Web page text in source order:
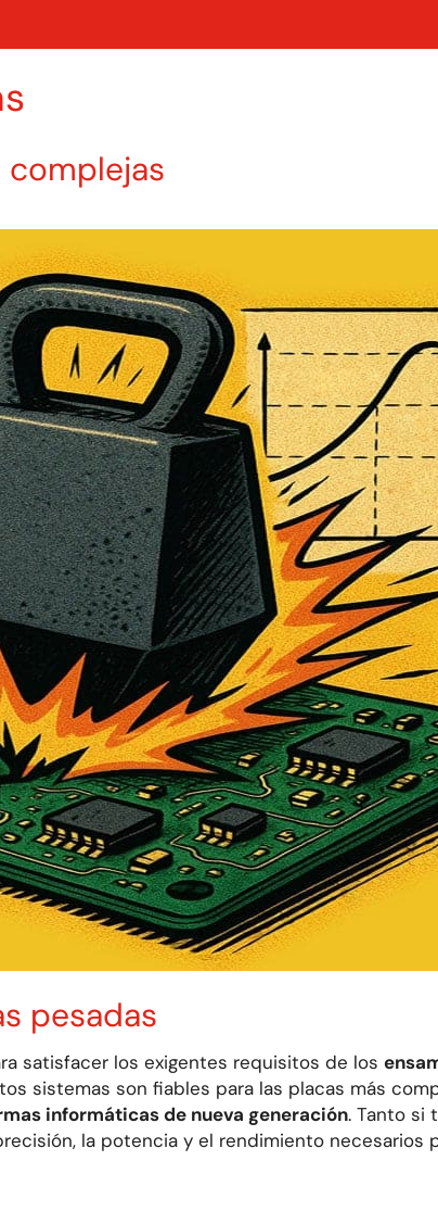
complejas
pesadas
satisfacer los exigentes requisitos de los
sistemas son fiables para las placas más
informáticas de nueva generación. Tanto si
la potencia y el rendimiento necesarios